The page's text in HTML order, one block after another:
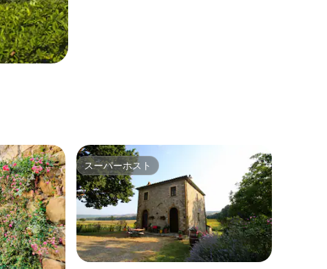
。 スーパーホスト
スーパーホスト